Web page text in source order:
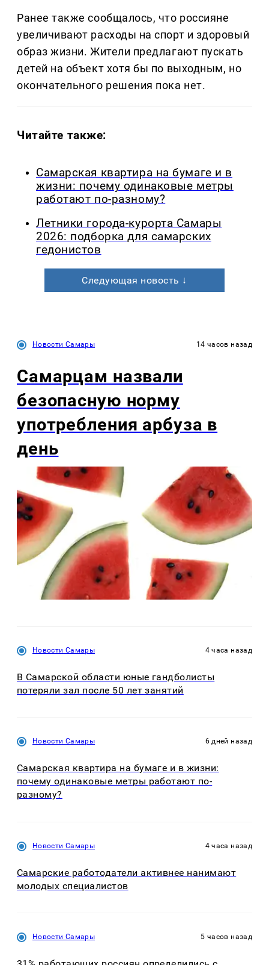
Ранее также сообщалось, что россияне
увеличивают расходы на спорт и здоровый
образ жизни. Жители предлагают пускать
детей на объект хотя бы по выходным, но
окончательного решения пока нет.
Читайте также:
Самарская квартира на бумаге и в
жизни: почему одинаковые метры
работают по-разному?
Летники города-курорта Самары
2026: подборка для самарских
гедонистов
Следующая новость ↓
Новости Самары 14 часов назад
Самарцам назвали
безопасную норму
употребления арбуза в
день
Новости Самары 4 часа назад
В Самарской области юные гандболисты
потеряли зал после 50 лет занятий
Новости Самары 6 дней назад
Самарская квартира на бумаге и в жизни:
почему одинаковые метры работают по-
разному?
Новости Самары 4 часа назад
Самарские работодатели активнее нанимают
молодых специалистов
Новости Самары 5 часов назад